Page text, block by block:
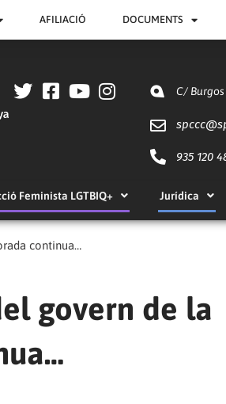
AFILIACIÓ DOCUMENTS
C/
spccc@
935 120
Feminista LGTBIQ+ Jurídica
continua…
govern de la